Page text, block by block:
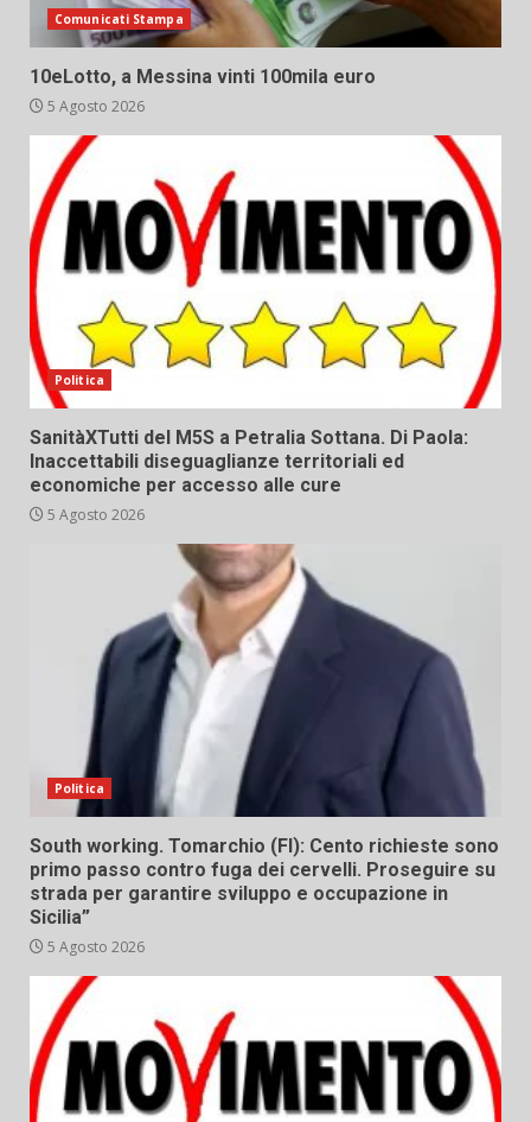
Comunicati Stampa
10eLotto, a Messina vinti 100mila euro
5 Agosto 2026
Politica
SanitàXTutti del M5S a Petralia Sottana. Di Paola:
Inaccettabili diseguaglianze territoriali ed
economiche per accesso alle cure
5 Agosto 2026
Politica
South working. Tomarchio (FI): Cento richieste sono
primo passo contro fuga dei cervelli. Proseguire su
strada per garantire sviluppo e occupazione in
Sicilia”
5 Agosto 2026